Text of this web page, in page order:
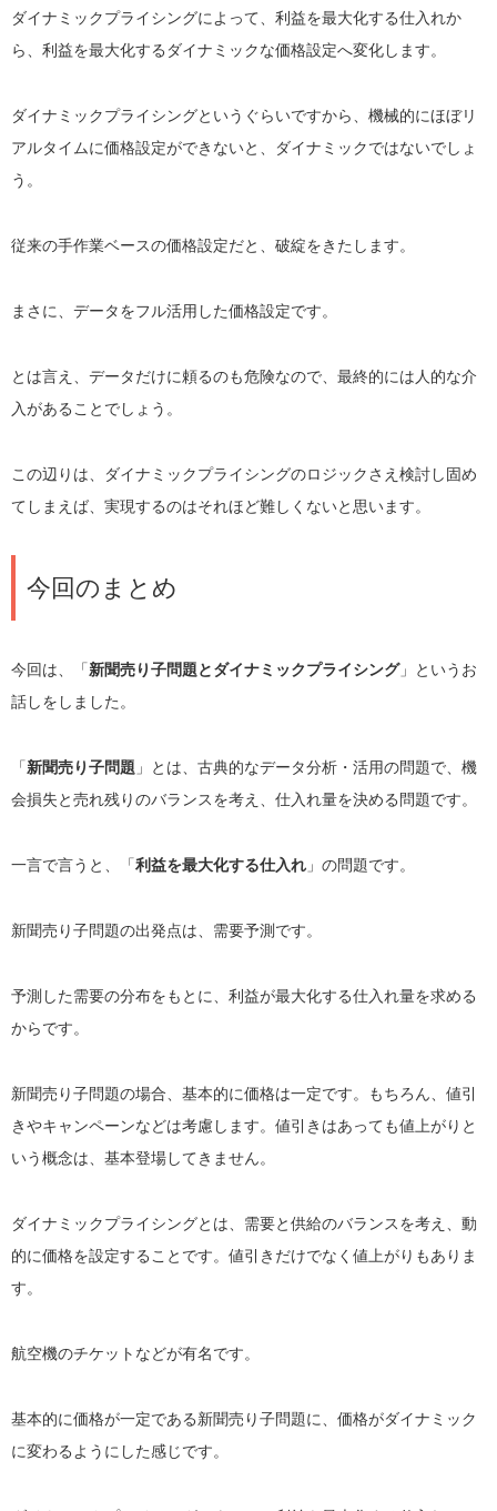
ダイナミックプライシングによって、利益を最大化する仕入れか
ら、利益を最大化するダイナミックな価格設定へ変化します。
ダイナミックプライシングというぐらいですから、機械的にほぼリ
アルタイムに価格設定ができないと、ダイナミックではないでしょ
う。
従来の手作業ベースの価格設定だと、破綻をきたします。
まさに、データをフル活用した価格設定です。
とは言え、データだけに頼るのも危険なので、最終的には人的な介
入があることでしょう。
この辺りは、ダイナミックプライシングのロジックさえ検討し固め
てしまえば、実現するのはそれほど難しくないと思います。
今回のまとめ
今回は、「新聞売り子問題とダイナミックプライシング」というお
話しをしました。
「新聞売り子問題 」とは、古典的なデータ分析・活用の問題で、機
会損失と売れ残りのバランスを考え、仕入れ量を決める問題です。
一言で言うと、「利益を最大化する仕入れ 」の問題です。
新聞売り子問題の出発点は、需要予測です。
予測した需要の分布をもとに、利益が最大化する仕入れ量を求める
からです。
新聞売り子問題の場合、基本的に価格は一定です。もちろん、値引
きやキャンペーンなどは考慮します。値引きはあっても値上がりと
いう概念は、基本登場してきません。
ダイナミックプライシングとは、需要と供給のバランスを考え、動
的に価格を設定することです。値引きだけでなく値上がりもありま
す。
航空機のチケットなどが有名です。
基本的に価格が一定である新聞売り子問題に、価格がダイナミック
に変わるようにした感じです。